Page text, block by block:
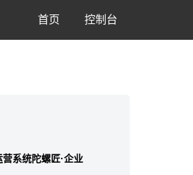
首页 控制台
系统陀螺匠·企业